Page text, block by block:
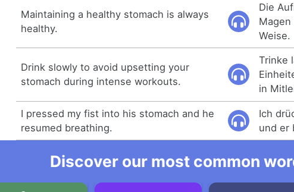
Maintaining a healthy stomach is always
healthy.
Die
Weise.
Drink slowly to avoid upsetting your
stomach during intense workouts.
Trinke
in
I pressed my fist into his stomach and he
resumed breathing.
Ich
und er
Discover our most common